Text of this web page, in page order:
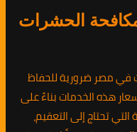
الحشرات
في مصر ضرورية للحفاظ
هذه الخدمات بناءً على
تحتاج إلى التعقيم،